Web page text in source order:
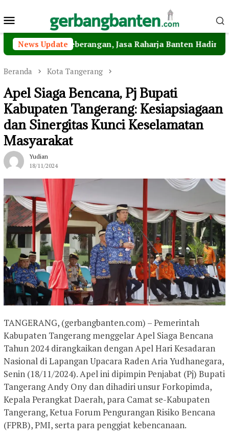
ke
Menu
Mobile
News UpdateJasa Raharja Banten Hadiri Peresmian
Beranda Kota Tangerang
Apel Siaga Bencana, Pj Bupati
Kabupaten Tangerang: Kesiapsiagaan
dan Sinergitas Kunci Keselamatan
Masyarakat
Yudian
18/11/2024
TANGERANG, (gerbangbanten.com) – Pemerintah
Kabupaten Tangerang menggelar Apel Siaga Bencana
Tahun 2024 dirangkaikan dengan Apel Hari Kesadaran
Nasional di Lapangan Upacara Raden Aria Yudhanegara,
Senin (18/11/2024). Apel ini dipimpin Penjabat (Pj) Bupati
Tangerang Andy Ony dan dihadiri unsur Forkopimda,
Kepala Perangkat Daerah, para Camat se-Kabupaten
Tangerang, Ketua Forum Pengurangan Risiko Bencana
(FPRB), PMI, serta para penggiat kebencanaan.